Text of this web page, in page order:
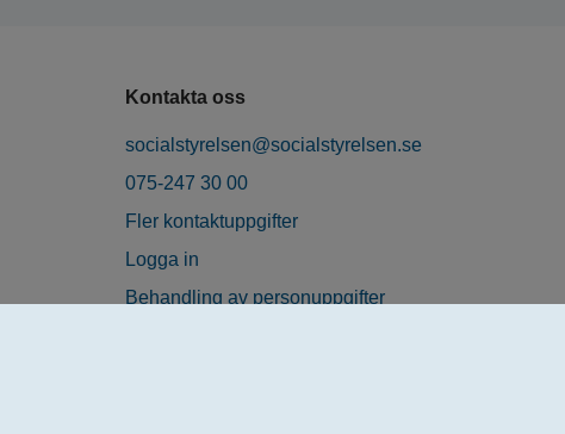
Kontakta oss
socialstyrelsen@socialstyrelsen.se
075-247 30 00
Fler kontaktuppgifter
Logga in
Behandling av personuppgifter